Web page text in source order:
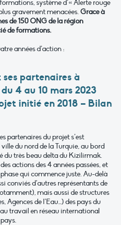
système d’« Alerte rouge
gravement menacées. Grace à
de 150 ONG de la région
de formations.
années d’action :
partenaires à
4 au 10 mars 2023
initié en 2018 – Bilan
partenaires du projet s’est
du nord de la Turquie, au bord
du très beau delta du Kizilirmak.
actions des 4 années passées, et
qui commence juste. Au-delà
conviés d’autres représentants de
mais aussi de structures
Agences de l’Eau…) des pays du
travail en réseau international